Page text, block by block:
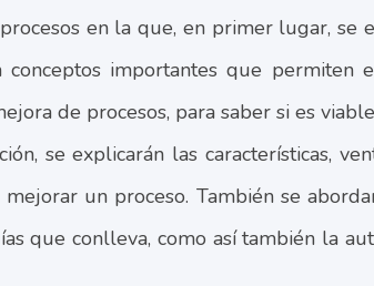
en la que, en primer lugar, se
conceptos importantes que permiten
de procesos, para saber si es
se explicarán las características,
un proceso. También se
que conlleva, como así también la